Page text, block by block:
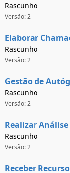
Rascunho
Versão: 2
Elaborar
Rascunho
Versão: 2
Gestão de
Rascunho
Versão: 2
Realizar
Rascunho
Versão: 2
Receber